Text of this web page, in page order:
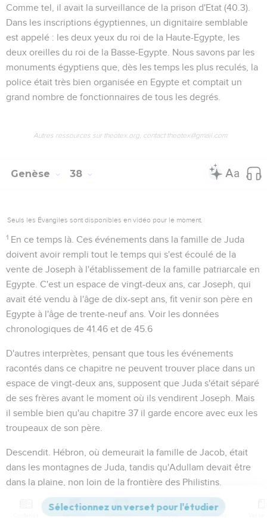
Comme tel, il avait la surveillance de la prison d'Etat (40.3).
Dans les inscriptions égyptiennes, un dignitaire semblable
est appelé : les deux yeux du roi de la Haute-Egypte, les
deux oreilles du roi de la Basse-Egypte . Nous savons par les
monuments égyptiens que, dès les temps les plus reculés, la
police était très bien organisée en Egypte et comptait un
grand nombre de fonctionnaires de tous les degrés.
Autres ressources sur theotex.org, contact theotex@gmail.com
Genèse 38
Seuls les Évangiles sont disponibles en vidéo pour le moment.
1 En ce temps là . Ces événements dans la famille de Juda
doivent avoir rempli tout le temps qui s'est écoulé de la
vente de Joseph à l'établissement de la famille patriarcale en
Egypte. C'est un espace de vingt-deux ans, car Joseph, qui
avait été vendu à l'âge de dix-sept ans, fit venir son père en
Egypte à l'âge de trente-neuf ans. Voir les données
chronologiques de 41.46 et de 45.6
D'autres interprètes, pensant que tous les événements
racontés dans ce chapitre ne peuvent trouver place dans un
espace de vingt-deux ans, supposent que Juda s'était séparé
de ses frères avant le moment où ils vendirent Joseph. Mais
il semble bien qu'au chapitre 37 il garde encore avec eux les
troupeaux de son père.
Descendit . Hébron, où demeurait la famille de Jacob, était
dans les montagnes de Juda, tandis qu'Adullam devait être
dans la plaine, non loin de la frontière des Philistins.
ComparezJosué 15.35
Versions Commentaires Strong